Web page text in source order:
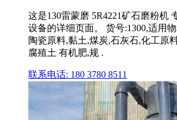
这是130雷蒙磨 5R4221矿石磨粉机
设备的详细页面。 货号:1300,适用
陶瓷原料,黏土,煤炭,石灰石,化工原
腐殖土 有机肥,规 .
联系电话: 180 3780 8511